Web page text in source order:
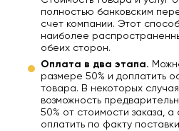
полностью банковским
счет компании. Этот
наиболее
обеих сторон.
Оплата в два этапа.
размере 50% и доплатить
товара. В некоторых
возможность
50% от стоимости заказа,
оплатить по факту